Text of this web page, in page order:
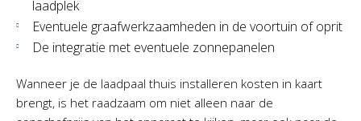
laadplek
Eventuele graafwerkzaamheden in de voortuin of oprit
De integratie met eventuele zonnepanelen
Wanneer je de laadpaal thuis installeren kosten in kaart
brengt, is het raadzaam om niet alleen naar de